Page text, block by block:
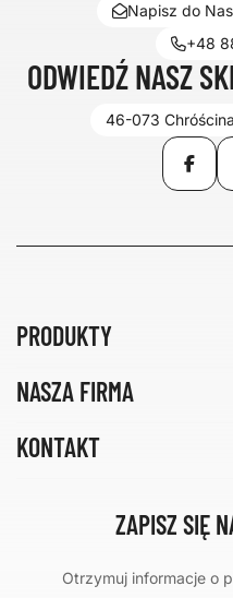
Napisz do
+48
ODWIEDŹ NASZ
46-073
PRODUKTY
NASZA FIRMA
KONTAKT
ZAPISZ SIĘ
Otrzymuj informacje o